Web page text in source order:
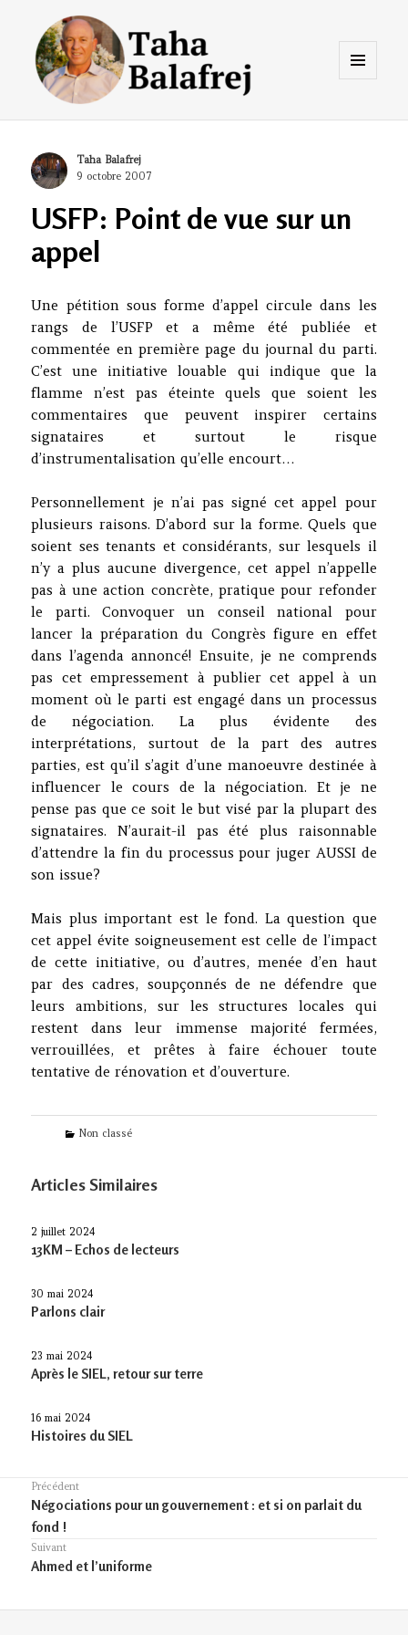
Taha Balafrej Blog
Author
Taha Balafrej
Posted
9 octobre 2007
USFP: Point de vue sur un
appel
Une pétition sous forme d’appel circule dans les
rangs de l’USFP et a même été publiée et
commentée en première page du journal du parti.
C’est une initiative louable qui indique que la
flamme n’est pas éteinte quels que soient les
commentaires que peuvent inspirer certains
signataires et surtout le risque
d’instrumentalisation qu’elle encourt…
Personnellement je n’ai pas signé cet appel pour
plusieurs raisons. D’abord sur la forme. Quels que
soient ses tenants et considérants, sur lesquels il
n’y a plus aucune divergence, cet appel n’appelle
pas à une action concrète, pratique pour refonder
le parti. Convoquer un conseil national pour
lancer la préparation du Congrès figure en effet
dans l’agenda annoncé! Ensuite, je ne comprends
pas cet empressement à publier cet appel à un
moment où le parti est engagé dans un processus
de négociation. La plus évidente des
interprétations, surtout de la part des autres
parties, est qu’il s’agit d’une manoeuvre destinée à
influencer le cours de la négociation. Et je ne
pense pas que ce soit le but visé par la plupart des
signataires. N’aurait-il pas été plus raisonnable
d’attendre la fin du processus pour juger AUSSI de
son issue?
Mais plus important est le fond. La question que
cet appel évite soigneusement est celle de l’impact
de cette initiative, ou d’autres, menée d’en haut
par des cadres, soupçonnés de ne défendre que
leurs ambitions, sur les structures locales qui
restent dans leur immense majorité fermées,
verrouillées, et prêtes à faire échouer toute
tentative de rénovation et d’ouverture.
Categories
Non classé
Articles Similaires
2 juillet 2024
13KM – Echos de lecteurs
30 mai 2024
Parlons clair
23 mai 2024
Après le SIEL, retour sur terre
16 mai 2024
Histoires du SIEL
Navigation
de
l’article
Précédent
Previous
post:
Négociations pour un gouvernement : et si on parlait du
fond !
Suivant
Article
Ahmed et l’uniforme